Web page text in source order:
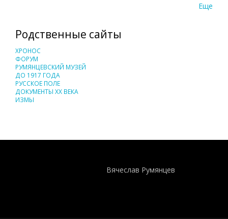
Еще
Родственные сайты
ХРОНОС
ФОРУМ
РУМЯНЦЕВСКИЙ МУЗЕЙ
ДО 1917 ГОДА
РУССКОЕ ПОЛЕ
ДОКУМЕНТЫ XX ВЕКА
ИЗМЫ
Вячеслав Румянцев